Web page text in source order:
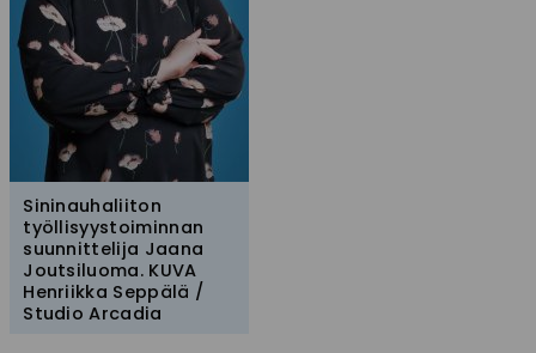
Sininauhaliiton
työllisyystoiminnan
suunnittelija Jaana
Joutsiluoma. KUVA
Henriikka Seppälä /
Studio Arcadia